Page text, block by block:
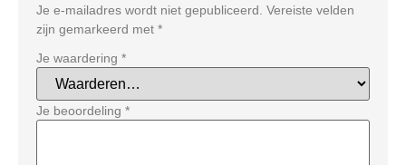
Je e-mailadres wordt niet gepubliceerd. Vereiste velden
zijn gemarkeerd met *
Je waardering *
Je beoordeling *